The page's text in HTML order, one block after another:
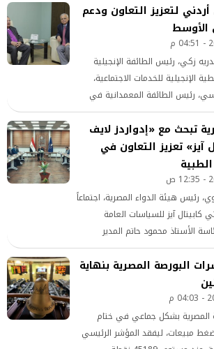
لتعزيز التعاون ودعم
الأوسط
زكي، رئيس الطائفة الإنجيلية
الإنجيلية للخدمات الاجتماعية،
رئيس الطائفة المعمدانية في
لمصر لتعزيز التعاون الكنسي
في المنطقة.
تبحث مع «إدواردز لايف
آيز» تعزيز التعاون في
رئيس هيئة الدواء المصرية، اجتماعاً
آيز للسياسات العامة
الأستاذ محمود حاتم المدير
لايف ساينسز لمنطقة شرق أوروبا
الأستاذ فابيان مانيان نائب
التعاون المشترك في مجال
البورصة المصرية بنهاية
المصرية بشكل جماعي في ختام
مبيعات، ليفقد المؤشر الرئيسي